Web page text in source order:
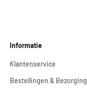
Informatie
Klantenservice
Bestellingen & Bezorging